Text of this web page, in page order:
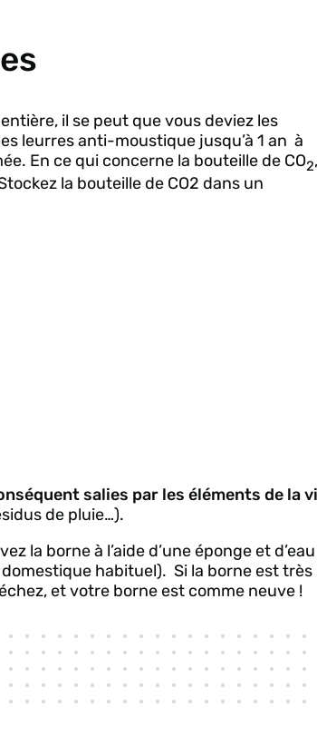
il se peut que vous deviez les
leurres anti-moustique jusqu’à 1 an à
En ce qui concerne la bouteille de CO2,
la bouteille de CO2 dans un
salies par les éléments de la
de pluie…).
la borne à l’aide d’une éponge et
habituel). Si la borne est très
et votre borne est comme neuve !